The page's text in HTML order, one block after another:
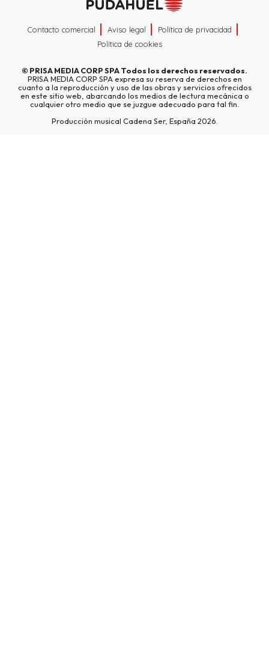
Contacto comercial Aviso legal
Política de privacidad
Política de cookies
© PRISA MEDIA CORP SPATodos los derechos reservados.
PRISA MEDIA CORP SPA expresa su reserva de derechos en
cuanto a la reproducción y uso de las obras y servicios ofrecidos
en este sitio web, abarcando los medios de lectura mecánica o
cualquier otro medio que se juzgue adecuado para tal fin.
Producción musical Cadena Ser, España 2026.